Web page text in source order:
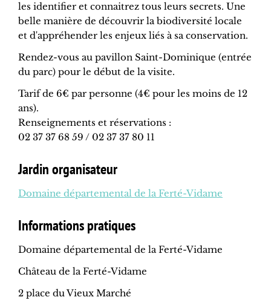
les identifier et connaitrez tous leurs secrets. Une
belle manière de découvrir la biodiversité locale
et d'appréhender les enjeux liés à sa conservation.
Rendez-vous au pavillon Saint-Dominique (entrée
du parc) pour le début de la visite.
Tarif de 6€ par personne (4€ pour les moins de 12
ans).
Renseignements et réservations :
02 37 37 68 59 / 02 37 37 80 11
Jardin organisateur
Domaine départemental de la Ferté-Vidame
Informations pratiques
Domaine départemental de la Ferté-Vidame
Château de la Ferté-Vidame
2 place du Vieux Marché